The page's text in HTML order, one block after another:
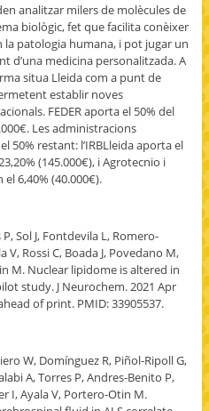
analitzar milers de molècules de
biològic, fet que facilita conèixer
la patologia humana, i pot jugar un
d’una medicina personalitzada. A
situa Lleida com a punt de
establir noves
FEDER aporta el 50% del
Les administracions
50% restant: l’IRBLleida aporta el
(145.000€), i Agrotecnio i
el 6,40% (40.000€).
Sol J, Fontdevila L, Romero-
V, Rossi C, Boada J, Povedano M,
M. Nuclear lipidome is altered in
study. J Neurochem. 2021 Apr
of print. PMID: 33905537.
W, Domínguez R, Piñol-Ripoll G,
A, Torres P, Andres-Benito P,
I, Ayala V, Portero-Otin M.